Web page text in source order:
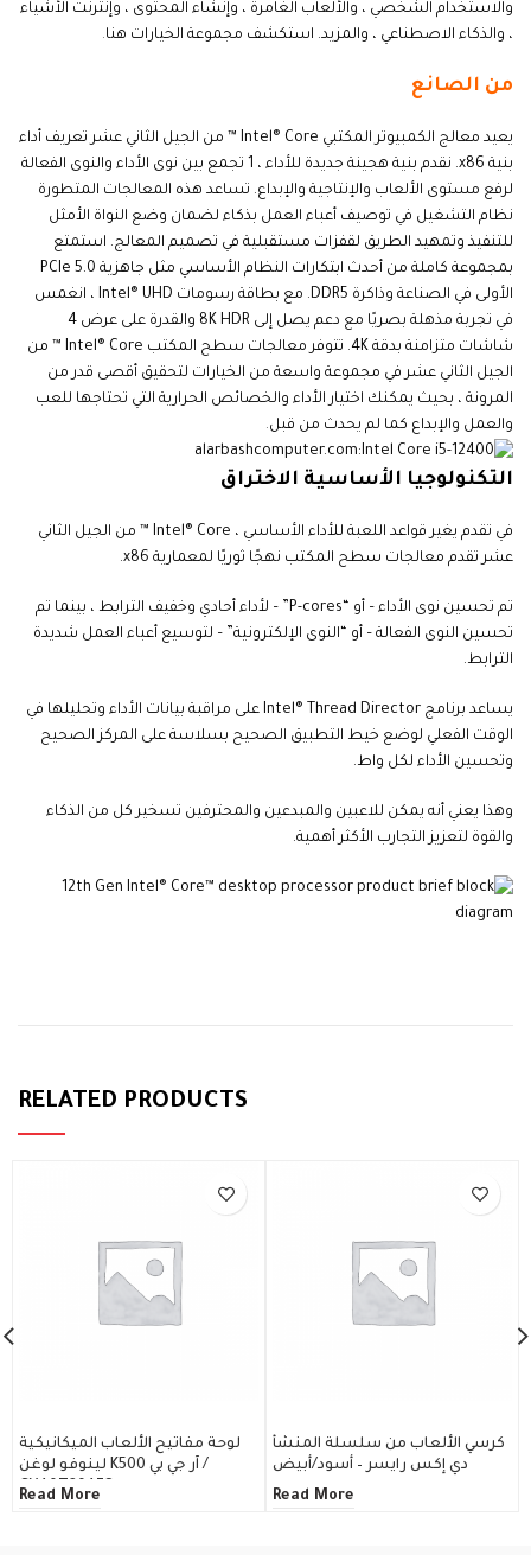
والاستخدام الشخصي ، والألعاب الغامرة ، وإنشاء المحتوى ، وإنترنت الأشياء
، والذكاء الاصطناعي ، والمزيد. استكشف مجموعة الخيارات هنا.
من الصانع
يعيد معالج الكمبيوتر المكتبي Intel® Core ™ من الجيل الثاني عشر تعريف أداء
بنية x86. نقدم بنية هجينة جديدة للأداء ، 1 تجمع بين نوى الأداء والنوى الفعالة
لرفع مستوى الألعاب والإنتاجية والإبداع. تساعد هذه المعالجات المتطورة
نظام التشغيل في توصيف أعباء العمل بذكاء لضمان وضع النواة الأمثل
للتنفيذ وتمهيد الطريق لقفزات مستقبلية في تصميم المعالج. استمتع
بمجموعة كاملة من أحدث ابتكارات النظام الأساسي مثل جاهزية PCIe 5.0
الأولى في الصناعة وذاكرة DDR5. مع بطاقة رسومات Intel® UHD ، انغمس
في تجربة مذهلة بصريًا مع دعم يصل إلى 8K HDR والقدرة على عرض 4
شاشات متزامنة بدقة 4K. تتوفر معالجات سطح المكتب Intel® Core ™ من
الجيل الثاني عشر في مجموعة واسعة من الخيارات لتحقيق أقصى قدر من
المرونة ، بحيث يمكنك اختيار الأداء والخصائص الحرارية التي تحتاجها للعب
والعمل والإبداع كما لم يحدث من قبل.
التكنولوجيا الأساسية الاختراق
في تقدم يغير قواعد اللعبة للأداء الأساسي ، Intel® Core ™ من الجيل الثاني
عشر تقدم معالجات سطح المكتب نهجًا ثوريًا لمعمارية x86.
تم تحسين نوى الأداء – أو “P-cores” – لأداء أحادي وخفيف الترابط ، بينما تم
تحسين النوى الفعالة – أو “النوى الإلكترونية” – لتوسيع أعباء العمل شديدة
الترابط.
يساعد برنامج Intel® Thread Director على مراقبة بيانات الأداء وتحليلها في
الوقت الفعلي لوضع خيط التطبيق الصحيح بسلاسة على المركز الصحيح
وتحسين الأداء لكل واط.
وهذا يعني أنه يمكن للاعبين والمبدعين والمحترفين تسخير كل من الذكاء
والقوة لتعزيز التجارب الأكثر أهمية.
RELATED PRODUCTS
لوحة مفاتيح الألعاب الميكانيكية
لينوفو لوغن K500 آر جي بي /
GY40T26478
Read More
كرسي الألعاب من سلسلة المنشأ
دي إكس رايسر – أسود/أبيض
Read More